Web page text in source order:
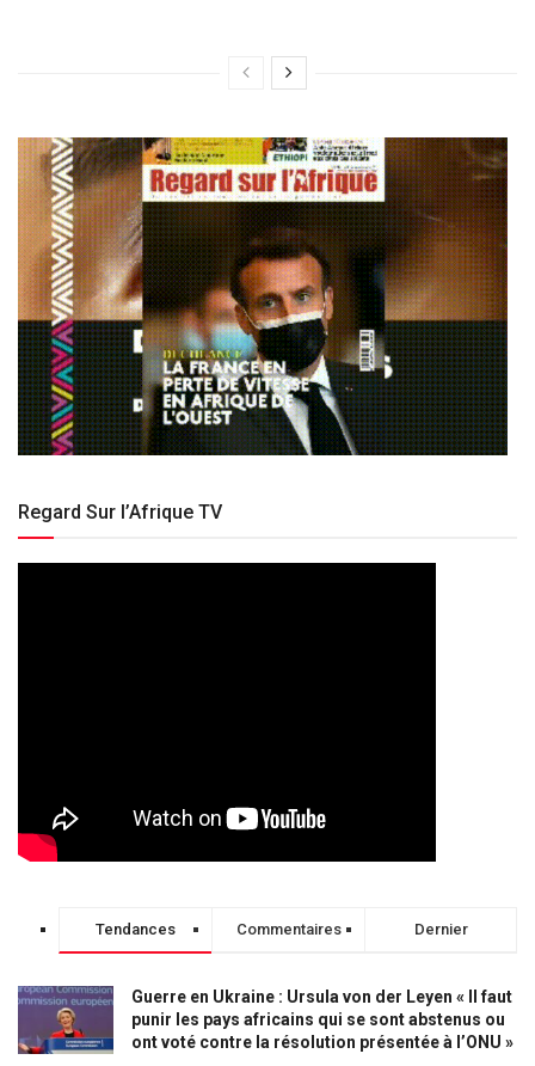
Regard Sur l’Afrique TV
Tendances Commentaires Dernier
Guerre en Ukraine : Ursula von der Leyen « Il faut
punir les pays africains qui se sont abstenus ou
ont voté contre la résolution présentée à l’ONU »